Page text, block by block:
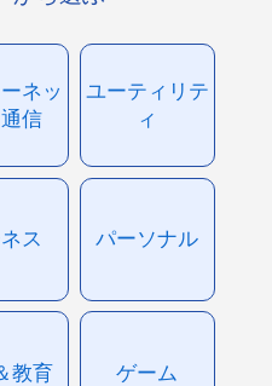
ネッ
通信
ユーティリテ
ィ
ス パーソナル
教育 ゲーム